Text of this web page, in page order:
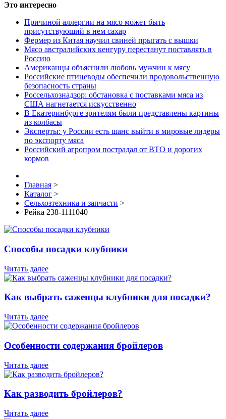
Это интересно
Причиной аллергии на мясо может быть
присутствуюший в нем сахар
Фермер из Китая научил свиней прыгать с вышки
Мясо австралийских кенгуру перестанут поставлять в
Россию
Американцы объяснили любовь мужчин к мясу
Российские птицеводы обеспечили продовольственную
безопасность страны
Россельхознадзор: обстановка с поставками мяса из
США нагнетается искусственно
В Екатеринбурге зрителям были представлены картины
из колбасы
Эксперты: у России есть шанс выйти в мировые лидеры
по экспорту мяса
Российский агропром пострадал от ВТО и дорогих
кормов
Главная >
Каталог >
Сельхозтехника и запчасти >
Рейка 238-1111040
Способы посадки клубники
Читать далее
Как выбрать саженцы клубники для посадки?
Читать далее
Особенности содержания бройлеров
Читать далее
Как разводить бройлеров?
Читать далее